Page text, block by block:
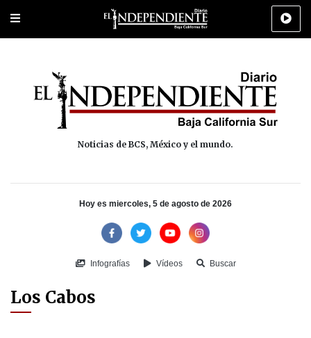
Portada Los Cabos Policiaca Deportes Cultura
Noticias de BCS, México y el mundo.
Hoy es miercoles, 5 de agosto de 2026
Infografías Vídeos Buscar
Los Cabos